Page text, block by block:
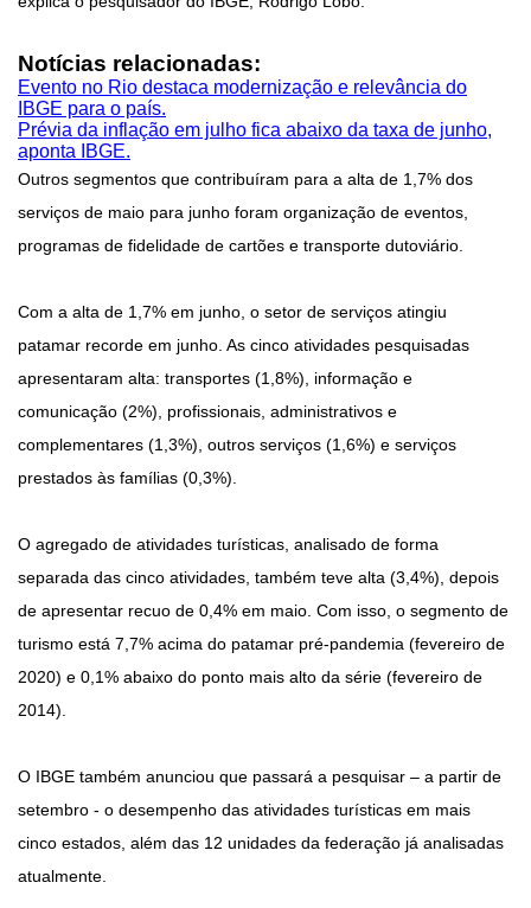
Notícias relacionadas:
Evento no Rio destaca modernização e relevância do
IBGE para o país.
Prévia da inflação em julho fica abaixo da taxa de junho,
aponta IBGE.
Outros segmentos que contribuíram para a alta de 1,7% dos
serviços de maio para junho foram organização de eventos,
programas de fidelidade de cartões e transporte dutoviário.
Com a alta de 1,7% em junho, o setor de serviços atingiu
patamar recorde em junho. As cinco atividades pesquisadas
apresentaram alta: transportes (1,8%), informação e
comunicação (2%), profissionais, administrativos e
complementares (1,3%), outros serviços (1,6%) e serviços
prestados às famílias (0,3%).
O agregado de atividades turísticas, analisado de forma
separada das cinco atividades, também teve alta (3,4%), depois
de apresentar recuo de 0,4% em maio. Com isso, o segmento de
turismo está 7,7% acima do patamar pré-pandemia (fevereiro de
2020) e 0,1% abaixo do ponto mais alto da série (fevereiro de
2014).
O IBGE também anunciou que passará a pesquisar – a partir de
setembro - o desempenho das atividades turísticas em mais
cinco estados, além das 12 unidades da federação já analisadas
atualmente.